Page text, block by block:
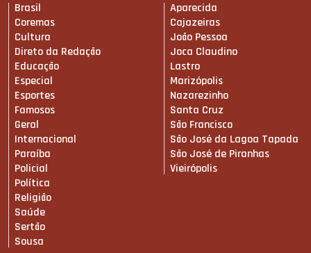
Brasil
Coremas
Cultura
Direto da Redação
Educação
Especial
Esportes
Famosos
Geral
Internacional
Paraíba
Policial
Política
Religião
Saúde
Sertão
Sousa
Aparecida
Cajazeiras
João Pessoa
Joca Claudino
Lastro
Marizópolis
Nazarezinho
Santa Cruz
São Francisco
São José da Lagoa Tapada
São José de Piranhas
Vieirópolis